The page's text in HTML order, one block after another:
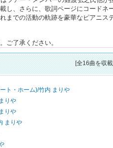
し、さらに、歌詞ページにコードネ
までの活動の軌跡を豪華なピアニス
ご了承ください。
[全16曲を収
ト・ホーム)/竹内 まりや
りや
りや
まりや